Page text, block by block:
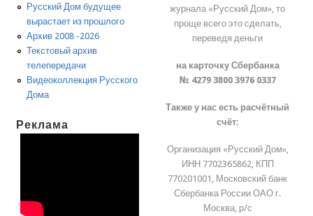
Русский Дом будущее
вырастает из прошлого
Архив 2008 -2026
Текстовый архив
телепередачи
Видеоколлекция Русского
Дома
Реклама
журнала «Русский Дом», то
проще всего это сделать,
переведя деньги
на карточку Сбербанка
№ 4279 3800 3976 0337
Также у нас есть расчётный
счёт:
Организация «Русский Дом»,
ИНН 7702365862, КПП
770201001, Московский банк
Сбербанка России ОАО г.
Москва, р/с